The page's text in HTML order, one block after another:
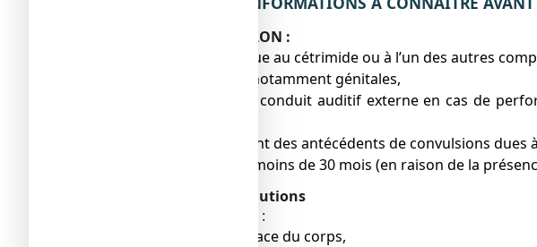
N’utilisez jamais CETAVLON :
● si vous êtes allergique au cétrimide ou à l’un des autres
● sur les muqueuses notamment génitales,
● sur l'œil ou dans le conduit auditif externe en cas de
● chez les enfants ayant des antécédents de convulsions
● chez les enfants de moins de 30 mois (en raison de la
Avertissements et précautions
Ne pas utiliser CETAVLON :
● sur une grande surface du corps,